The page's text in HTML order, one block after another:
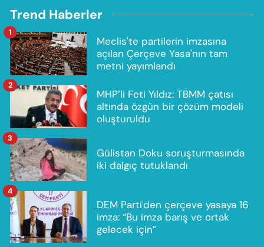
Trend Haberler
Meclis'te partilerin imzasına
açılan Çerçeve Yasa'nın tam
metni yayımlandı
1
MHP’li Feti Yıldız: TBMM çatısı
altında özgün bir çözüm modeli
oluşturuldu
2
Gülistan Doku soruşturmasında
iki dalgıç tutuklandı
3
DEM Parti'den çerçeve yasaya 16
imza: “Bu imza barış ve ortak
gelecek için”
4